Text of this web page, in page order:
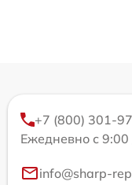
+7 (800) 301-
Ежедневно с
info@sharp-